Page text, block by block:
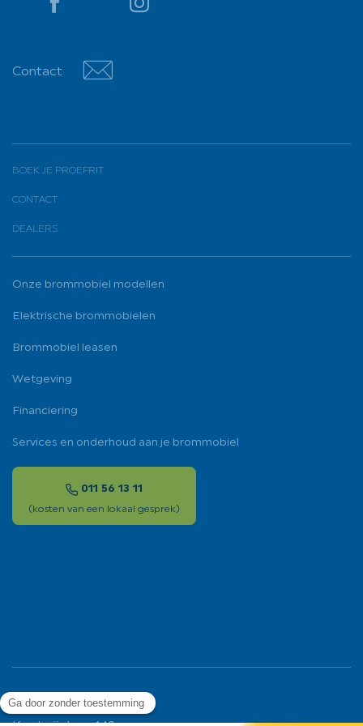
YouTube YouTube
Contact
BOEK JE PROEFRIT
CONTACT
DEALERS
Onze brommobiel modellen
Elektrische brommobielen
Brommobiel leasen
Wetgeving
Financiering
Services en onderhoud aan je brommobiel
011 56 13 11
(kosten van een lokaal gesprek)
Ligier Group Benelux